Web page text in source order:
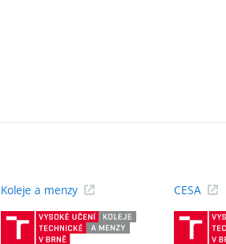
Koleje a menzy
(externí
CESA